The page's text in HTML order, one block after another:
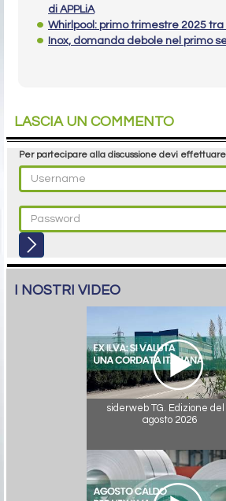
di APPLiA
Whirlpool: primo trimestre 2025
Inox, domanda debole nel primo
LASCIA UN COMMENTO
Per partecipare alla discussione devi effettuare
I NOSTRI VIDEO
siderweb TG. Edizione del
agosto 2026